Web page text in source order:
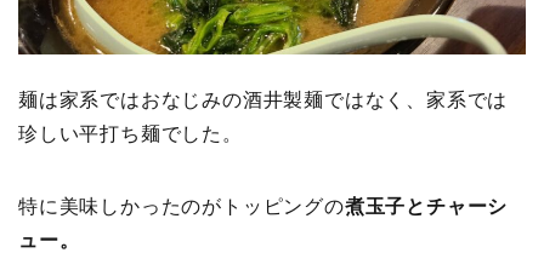
麺は家系ではおなじみの酒井製麺ではなく、家系では
珍しい平打ち麺でした。
特に美味しかったのがトッピングの煮玉子とチャーシ
ュー。